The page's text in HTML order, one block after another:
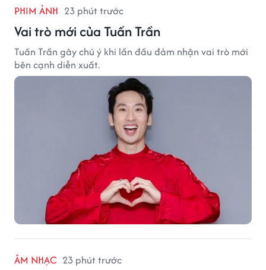
PHIM ẢNH 23 phút trước
Vai trò mới của Tuấn Trần
Tuấn Trần gây chú ý khi lần đầu đảm nhận vai trò mới
bên cạnh diễn xuất.
ÂM NHẠC 23 phút trước